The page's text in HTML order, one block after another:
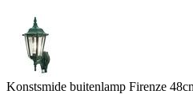
Konstsmide buitenlamp Firenze